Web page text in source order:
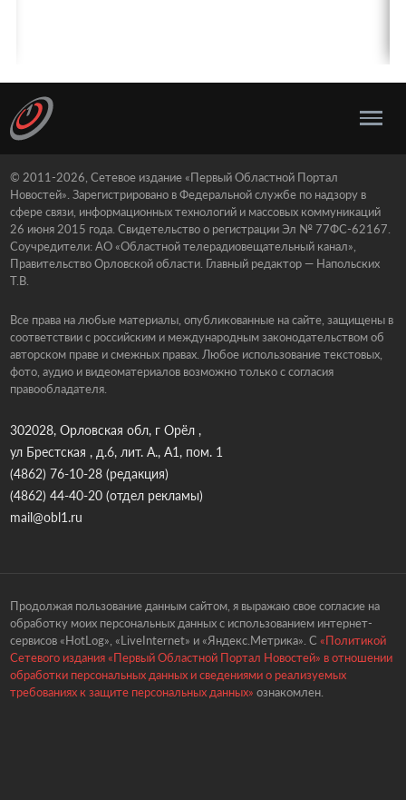
© 2011-2026, Сетевое издание «Первый Областной Портал
Новостей». Зарегистрировано в Федеральной службе по надзору в
сфере связи, информационных технологий и массовых коммуникаций
26 июня 2015 года. Свидетельство о регистрации Эл № 77ФС-62167.
Соучредители: АО «Областной телерадиовещательный канал»,
Правительство Орловской области. Главный редактор — Напольских
Т.В.
Все права на любые материалы, опубликованные на сайте, защищены в
соответствии с российским и международным законодательством об
авторском праве и смежных правах. Любое использование текстовых,
фото, аудио и видеоматериалов возможно только с согласия
правообладателя.
302028, Орловская обл, г Орёл ,
ул Брестская , д.6, лит. А., А1, пом. 1
(4862) 76-10-28(редакция)
(4862) 44-40-20(отдел рекламы)
mail@obl1.ru
Продолжая пользование данным сайтом, я выражаю свое согласие на
обработку моих персональных данных с использованием интернет-
сервисов «HotLog», «LiveInternet» и «Яндекс.Метрика». С «Политикой
Сетевого издания «Первый Областной Портал Новостей» в отношении
обработки персональных данных и сведениями о реализуемых
требованиях к защите персональных данных» ознакомлен.